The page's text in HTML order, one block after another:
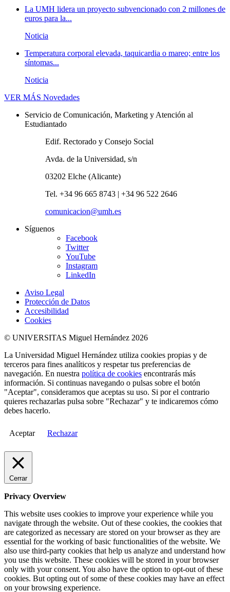
La UMH lidera un proyecto subvencionado con 2 millones de
euros para la...
Noticia
Temperatura corporal elevada, taquicardia o mareo; entre los
síntomas...
Noticia
VER MÁS Novedades
Servicio de Comunicación, Marketing y Atención al
Estudiantado
Edif. Rectorado y Consejo Social
Avda. de la Universidad, s/n
03202 Elche (Alicante)
Tel. +34 96 665 8743 | +34 96 522 2646
comunicacion@umh.es
Síguenos
Facebook
Twitter
YouTube
Instagram
LinkedIn
Aviso Legal
Protección de Datos
Accesibilidad
Cookies
© UNIVERSITAS Miguel Hernández 2026
La Universidad Miguel Hernández utiliza cookies propias y de
terceros para fines analíticos y respetar tus preferencias de
navegación. En nuestra política de cookies encontrarás más
información. Si continuas navegando o pulsas sobre el botón
"Aceptar", consideramos que aceptas su uso. Si por el contrario
quieres rechazarlas pulsa sobre "Rechazar" y te indicaremos cómo
debes hacerlo.
Aceptar Rechazar
Cerrar
Privacy Overview
This website uses cookies to improve your experience while you
navigate through the website. Out of these cookies, the cookies that
are categorized as necessary are stored on your browser as they are
essential for the working of basic functionalities of the website. We
also use third-party cookies that help us analyze and understand how
you use this website. These cookies will be stored in your browser
only with your consent. You also have the option to opt-out of these
cookies. But opting out of some of these cookies may have an effect
on your browsing experience.